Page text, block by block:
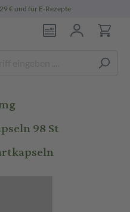
€ und für E-Rezepte
98 St